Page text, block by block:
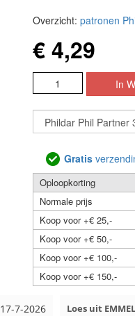
Overzicht: patronen
€ 4,29
Gratis
Oploopkorting
Normale prijs
Koop voor +€ 25,-
Koop voor +€ 50,-
Koop voor +€ 100,-
Koop voor +€ 150,-
17-7-2026 Loes uit